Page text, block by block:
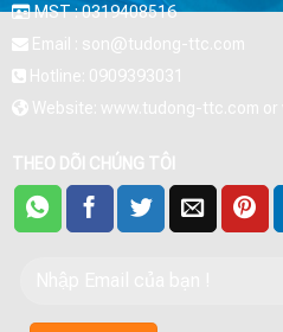
MST : 0319408516
Email : son@tudong-ttc.com
Hotline: 0909393031
Website: www.tudong-ttc.com or
THEO DÕI CHÚNG TÔI